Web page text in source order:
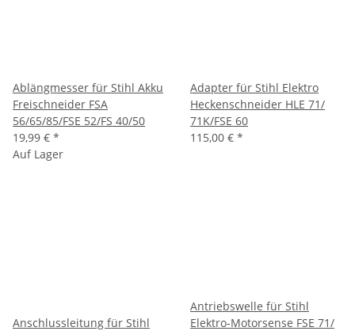
Ablängmesser für Stihl Akku
Freischneider FSA
56/65/85/FSE 52/FS 40/50
19,99 € *
Adapter für Stihl Elektro
Heckenschneider HLE 71/
71K/FSE 60
115,00 € *
Auf Lager
Anschlussleitung für Stihl
Antriebswelle für Stihl
Elektro-Motorsense FSE 71/